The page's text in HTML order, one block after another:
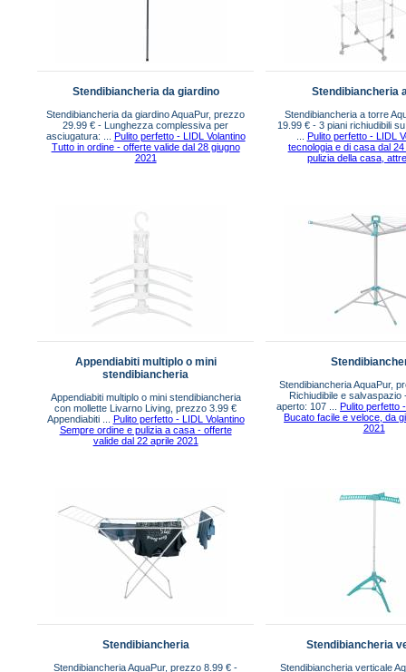
Stendibiancheria da giardino
Stendibiancheria da giardino AquaPur, prezzo
29.99 € - Lunghezza complessiva per
asciugatura: ... Pulito perfetto - LIDL Volantino
Tutto in ordine - offerte valide dal 28 giugno
2021
Stendibiancheria
Stendibiancheria a torre
19.99 € - 3 piani richiudibili
Pulito perfetto - LIDL
tecnologia e di casa dal
pulizia della casa,
Appendiabiti multiplo o mini
stendibiancheria
Appendiabiti multiplo o mini stendibiancheria
con mollette Livarno Living, prezzo 3.99 €
Appendiabiti ... Pulito perfetto - LIDL Volantino
Sempre ordine e pulizia a casa - offerte
valide dal 22 aprile 2021
Stendibiancheria AquaPur,
Richiudibile e salvaspazio
aperto: 107 ...Pulito perfetto
Bucato facile e veloce, da
2021
Stendibiancheria
Stendibiancheria AquaPur, prezzo 8.99 € -
Stendibiancheria
Stendibiancheria verticale